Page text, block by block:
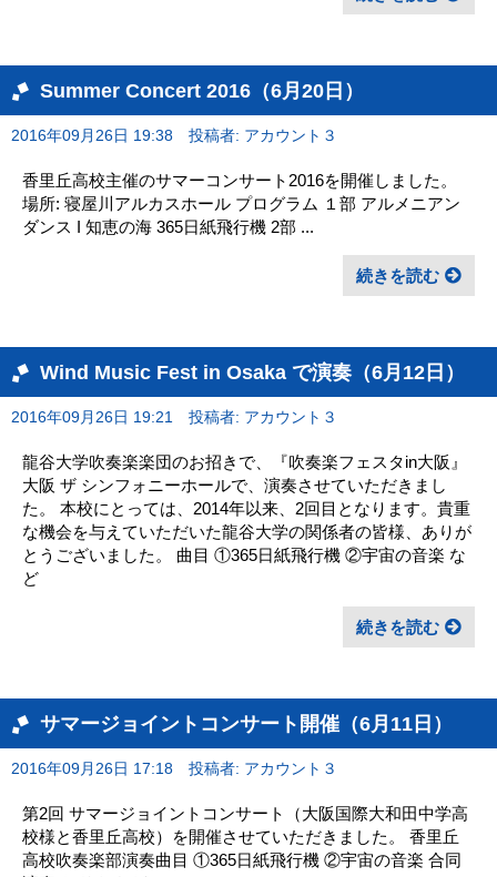
Summer Concert 2016（6月20日）
2016年09月26日 19:38 投稿者: アカウント３
香里丘高校主催のサマーコンサート2016を開催しました。
場所: 寝屋川アルカスホール プログラム １部 アルメニアン
ダンス I 知恵の海 365日紙飛行機 2部 ...
続きを読む
Wind Music Fest in Osaka で演奏（6月12日）
2016年09月26日 19:21 投稿者: アカウント３
龍谷大学吹奏楽楽団のお招きで、『吹奏楽フェスタin大阪』
大阪 ザ シンフォニーホールで、演奏させていただきまし
た。 本校にとっては、2014年以来、2回目となります。貴重
な機会を与えていただいた龍谷大学の関係者の皆様、ありが
とうございました。 曲目 ①365日紙飛行機 ②宇宙の音楽 な
ど
続きを読む
サマージョイントコンサート開催（6月11日）
2016年09月26日 17:18 投稿者: アカウント３
第2回 サマージョイントコンサート（大阪国際大和田中学高
校様と香里丘高校）を開催させていただきました。 香里丘
高校吹奏楽部演奏曲目 ①365日紙飛行機 ②宇宙の音楽 合同